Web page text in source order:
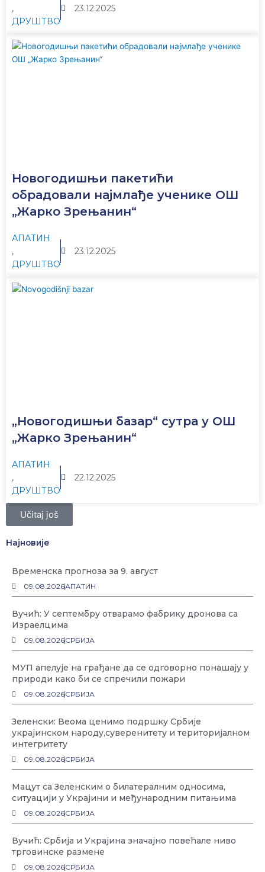
,
ДРУШТВО
23.12.2025
Новогодишњи пакетићи
обрадовали најмлађе ученике ОШ
„Жарко Зрењанин“
АПАТИН
,
ДРУШТВО
23.12.2025
„Новогодишњи базар“ сутра у ОШ
„Жарко Зрењанин“
АПАТИН
,
ДРУШТВО
22.12.2025
Učitaj još
Најновије
Временска прогноза за 9. август
09.08.2026АПАТИН
Вучић: У септембру отварамо фабрику дронова са
Израелцима
09.08.2026СРБИЈА
МУП апелује на грађане да се одговорно понашају у
природи како би се спречили пожари
09.08.2026СРБИЈА
Зеленски: Веома ценимо подршку Србије
украјинском народу,суверенитету и територијалном
интегритету
09.08.2026СРБИЈА
Мацут са Зеленским о билатералним односима,
ситуацији у Украјини и међународним питањима
09.08.2026СРБИЈА
Вучић: Србија и Украјина значајно повећале ниво
трговинске размене
09.08.2026СРБИЈА